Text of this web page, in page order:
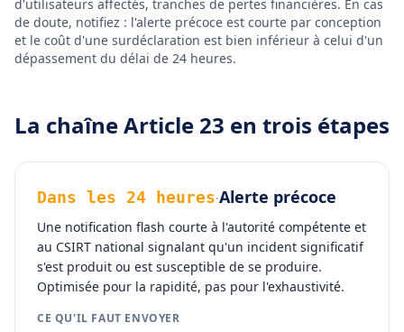
d'utilisateurs affectés, tranches de pertes financières. En cas
de doute, notifiez : l'alerte précoce est courte par conception
et le coût d'une surdéclaration est bien inférieur à celui d'un
dépassement du délai de 24 heures.
La chaîne Article 23 en trois étapes
Dans les 24 heures·Alerte précoce
Une notification flash courte à l'autorité compétente et
au CSIRT national signalant qu'un incident significatif
s'est produit ou est susceptible de se produire.
Optimisée pour la rapidité, pas pour l'exhaustivité.
CE QU'IL FAUT ENVOYER